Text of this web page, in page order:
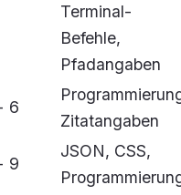
Terminal-
Befehle,
Pfadangaben
6
Zitatangaben
9
JSON, CSS,